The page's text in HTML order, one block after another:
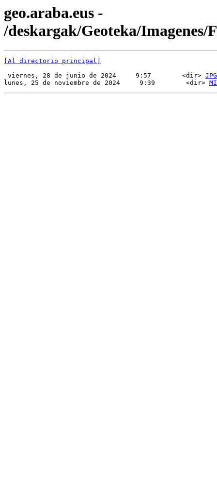
geo.araba.eus -
/deskargak/Geoteka/Imagenes/
[Al directorio principal]
viernes, 28 de junio de 2024     9:57        <dir> JPG
lunes, 25 de noviembre de 2024     9:39        <dir>